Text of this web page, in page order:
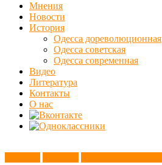
Мнения
Новости
История
Одесса дореволюционная
Одесса советская
Одесса современная
Видео
Литература
Контакты
О нас